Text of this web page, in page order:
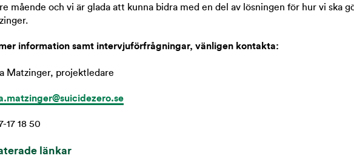
mående och vi är glada att kunna bidra med en del av lösningen för hur vi ska
information samt intervjuförfrågningar, vänligen kontakta:
Matzinger, projektledare
17 18 50
länkar